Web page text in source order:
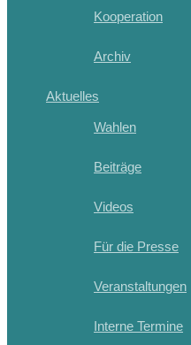
Kooperation
Archiv
Aktuelles
Wahlen
Beiträge
Videos
Für die Presse
Veranstaltungen
Interne Termine